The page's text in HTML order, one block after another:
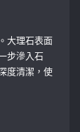
大理石表面
步滲入石
度清潔，使